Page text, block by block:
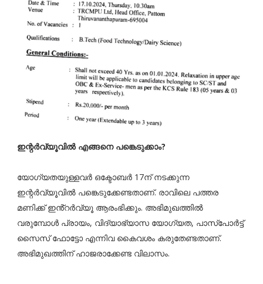
ഇന്റർവ്യൂവിൽ എങ്ങനെ പങ്കെടുക്കാം?
യോഗ്യതയുള്ളവർ ഒക്ടോബർ 17ന് നടക്കുന്ന
ഇന്റർവ്യൂവിൽ പങ്കെടുക്കേണ്ടതാണ്. രാവിലെ പത്തര
മണിക്ക് ഇൻ്റർവ്യൂ ആരംഭിക്കും. അഭിമുഖത്തിൽ
വരുമ്പോൾ പ്രായം, വിദ്യാഭ്യാസ യോഗ്യത, പാസ്പോർട്ട്
സൈസ് ഫോട്ടോ എന്നിവ കൈവശം കരുതേണ്ടതാണ്.
അഭിമുഖത്തിന് ഹാജരാക്കേണ്ട വിലാസം.